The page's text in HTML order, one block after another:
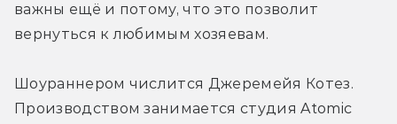
важны ещё и потому, что это позволит
вернуться к любимым хозяевам.
Шоураннером числится Джеремейя Котез.
Производством занимается студия Atomic